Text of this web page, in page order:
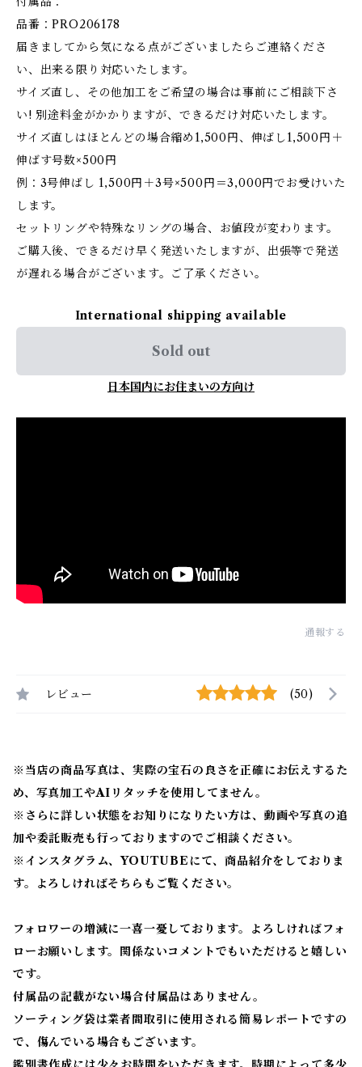
品番：PRO206178
届きましてから気になる点がございましたらご連絡くださ
い、出来る限り対応いたします。
サイズ直し、その他加工をご希望の場合は事前にご相談下さ
い! 別途料金がかかりますが、できるだけ対応いたします。
サイズ直しはほとんどの場合縮め1,500円、伸ばし1,500円＋
伸ばす号数×500円
例：3号伸ばし 1,500円＋3号×500円＝3,000円でお受けいた
します。
セットリングや特殊なリングの場合、お値段が変わります。
ご購入後、できるだけ早く発送いたしますが、出張等で発送
が遅れる場合がございます。ご了承ください。
International shipping available
Sold out
日本国内にお住まいの方向け
通報する
レビュー (50)
※当店の商品写真は、実際の宝石の良さを正確にお伝えするた
め、写真加工やAIリタッチを使用してません。
※ さらに詳しい状態をお知りになりたい方は、動画や写真の追
加や委託販売も行っておりますのでご相談ください。
※ インスタグラム、YOUTUBEにて、商品紹介をしておりま
す。よろしければそちらもご覧ください。
フォロワーの増減に一喜一憂しております。よろしければフォ
ローお願いします。関係ないコメントでもいただけると嬉しい
です。
付属品の記載がない場合付属品はありません。
ソーティング袋は業者間取引に使用される簡易レポートですの
で、傷んでいる場合もございます。